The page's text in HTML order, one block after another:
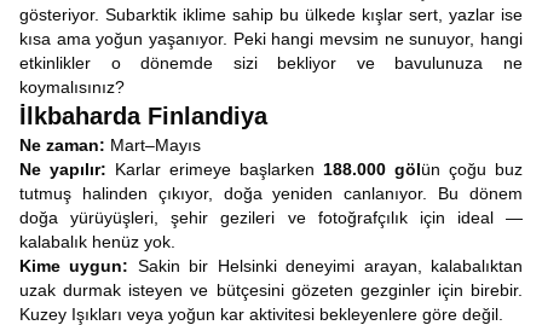
gösteriyor. Subarktik iklime sahip bu ülkede kışlar sert, yazlar ise
kısa ama yoğun yaşanıyor. Peki hangi mevsim ne sunuyor, hangi
etkinlikler o dönemde sizi bekliyor ve bavulunuza ne
koymalısınız?
İlkbaharda Finlandiya
Ne zaman: Mart–Mayıs
Ne yapılır: Karlar erimeye başlarken 188.000 gölün çoğu buz
tutmuş halinden çıkıyor, doğa yeniden canlanıyor. Bu dönem
doğa yürüyüşleri, şehir gezileri ve fotoğrafçılık için ideal —
kalabalık henüz yok.
Kime uygun: Sakin bir Helsinki deneyimi arayan, kalabalıktan
uzak durmak isteyen ve bütçesini gözeten gezginler için birebir.
Kuzey Işıkları veya yoğun kar aktivitesi bekleyenlere göre değil.